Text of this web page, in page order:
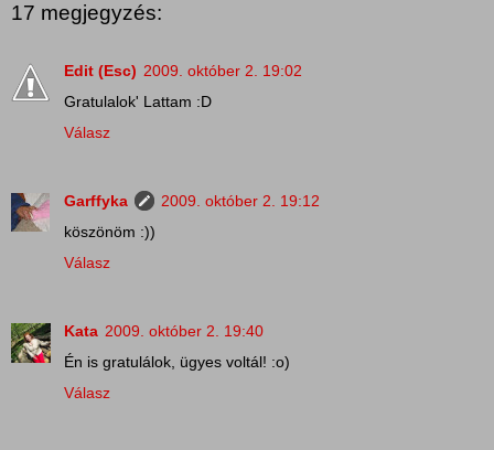
17 megjegyzés:
Edit (Esc) 2009. október 2. 19:02
Gratulalok' Lattam :D
Válasz
Garffyka
2009. október 2. 19:12
köszönöm :))
Válasz
Kata 2009. október 2. 19:40
Én is gratulálok, ügyes voltál! :o)
Válasz